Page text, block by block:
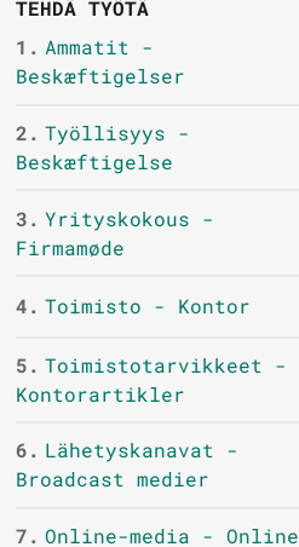
TEHDÄ TYÖTÄ
1. Ammatit -
Beskæftigelser
2. Työllisyys -
Beskæftigelse
3. Yrityskokous -
Firmamøde
4. Toimisto - Kontor
5. Toimistotarvikkeet -
Kontorartikler
6. Lähetyskanavat -
Broadcast medier
7. Online-media - Online